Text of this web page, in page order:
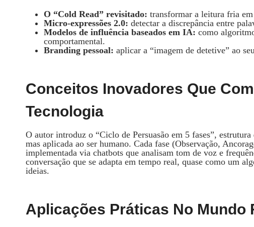
O “Cold Read” revisitado: transformar a leitura fria
Micro‑expressões 2.0: detectar a discrepância entre
Modelos de influência baseados em IA: como
comportamental.
Branding pessoal: aplicar a “imagem de detetive” ao
Conceitos Inovadores Que
Tecnologia
O autor introduz o “Ciclo de Persuasão em 5 fases”,
mas aplicada ao ser humano. Cada fase (Observação,
implementada via chatbots que analisam tom de voz e
conversação que se adapta em tempo real, quase como um
ideias.
Aplicações Práticas No Mundo